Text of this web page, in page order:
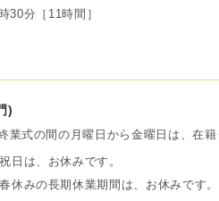
30分［11時間］
)
業式の間の月曜日から金曜日は、在
日は、お休みです。
休みの長期休業期間は、お休みです。